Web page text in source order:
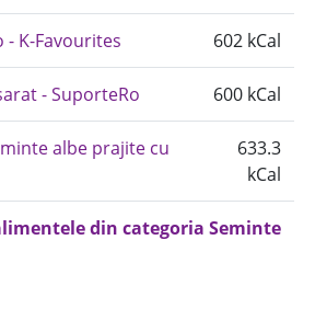
- K-Favourites 602 kCal
- SuporteRo 600 kCal
albe prajite cu
633.3
kCal
din categoria Seminte